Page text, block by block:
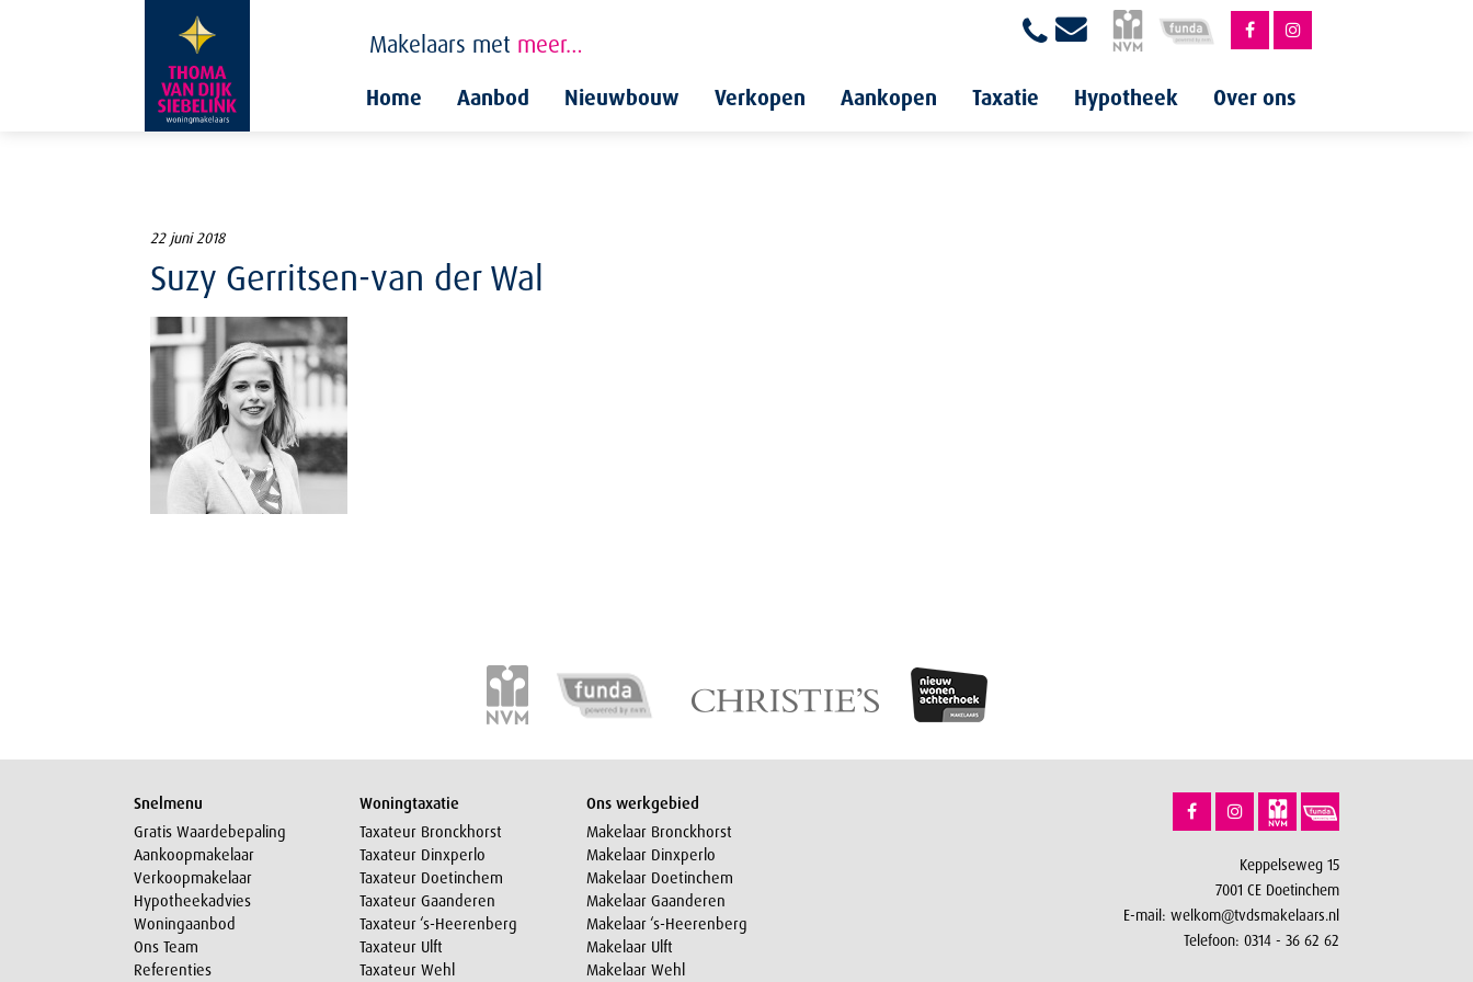
Makelaars met meer…
Home Aanbod Nieuwbouw Verkopen Aankopen Taxatie Hypotheek Over ons
22 juni 2018
Suzy Gerritsen-van der Wal
Snelmenu
Gratis Waardebepaling
Aankoopmakelaar
Verkoopmakelaar
Hypotheekadvies
Woningaanbod
Ons Team
Referenties
Woningtaxatie
Taxateur Bronckhorst
Taxateur Dinxperlo
Taxateur Doetinchem
Taxateur Gaanderen
Taxateur ‘s-Heerenberg
Taxateur Ulft
Taxateur Wehl
Ons werkgebied
Makelaar Bronckhorst
Makelaar Dinxperlo
Makelaar Doetinchem
Makelaar Gaanderen
Makelaar ‘s-Heerenberg
Makelaar Ulft
Makelaar Wehl
Keppelseweg 15
7001 CE Doetinchem
E-mail: welkom@tvdsmakelaars.nl
Telefoon: 0314 - 36 62 62